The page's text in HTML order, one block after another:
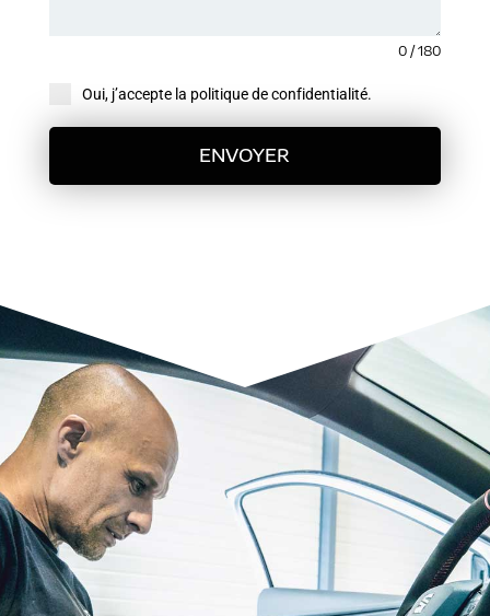
0 / 180
Oui, j’accepte la politique de confidentialité.
ENVOYER